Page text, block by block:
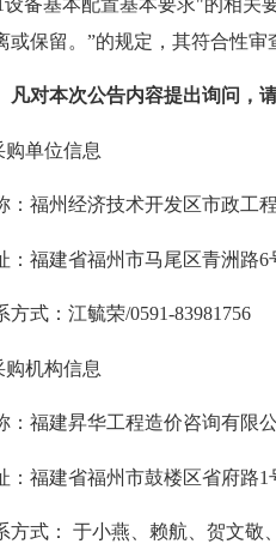
或保留。”的规定，其符合性审
凡对本次公告内容提出询问，
单位信息
福州经济技术开发区市政工
福建省福州市马尾区青洲路6
式：江毓荣/0591-83981756
机构信息
福建昇华工程造价咨询有限公
福建省福州市鼓楼区省府路1
： 于小燕、赖航、贺文敬、